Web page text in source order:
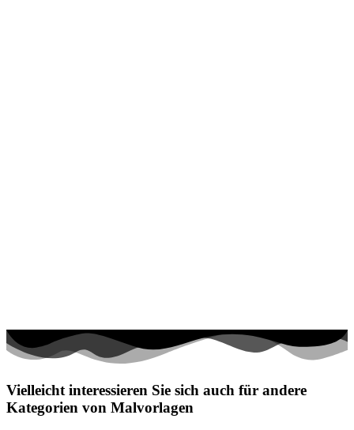
Vielleicht interessieren Sie sich auch für andere
Kategorien von Malvorlagen